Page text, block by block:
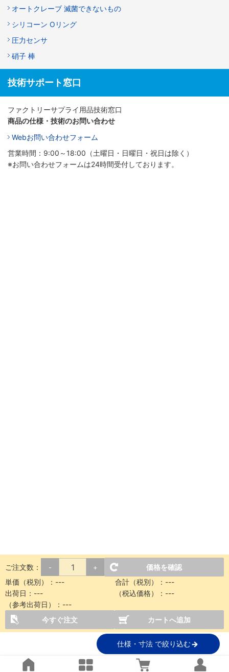
オートクレーブ 滅菌できないもの
シリコーン Oリング
圧力センサ
硝子 棒
技術サポート窓口
ファクトリーサプライ用品技術窓口
商品の仕様・技術のお問い合わせ
Webお問い合わせフォーム
営業時間：9:00～18:00（土曜日・日曜日・祝日は除く）
※お問い合わせフォームは24時間受付しております。
ご注文数： - +
価格を確認
単価（税別）：---
合計（税別）：---
出荷日：---
（税込価格）：---
（参考出荷日）：---
今すぐ注文
カートへ追加
仕様・寸法 で絞り込む